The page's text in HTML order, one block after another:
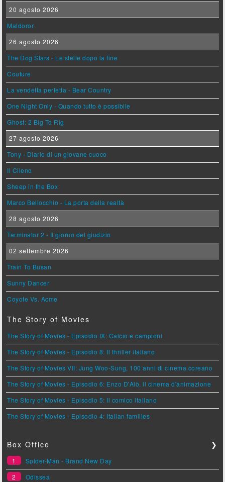
20 agosto 2026
Maldoror
26 agosto 2026
The Dog Stars - Le stelle dopo la fine
Couture
La vendetta perfetta - Bear Country
One Night Only - Quando tutto è possibile
Ghost: 2 Big To Rig
27 agosto 2026
Tony - Diario di un giovane cuoco
Il Cileno
Sheep in the Box
Marco Bellocchio - La porta della realtà
28 agosto 2026
Terminator 2 - Il giorno del giudizio
02 settembre 2026
Train To Busan
Sunny Dancer
Coyote Vs. Acme
The Story of Movies
The Story of Movies - Episodio IX: Calcio e campioni
The Story of Movies - Episodio 8: Il thriller italiano
The Story of Movies VII: Jung Woo-Sung, 100 anni di cinema coreano
The Story of Movies - Episodio 6: Enzo D'Alò, il cinema d'animazione
The Story of Movies - Episodio 5: Il comico italiano
The Story of Movies - Episodio 4: Italian families
Box Office ❯
1
Spider-Man - Brand New Day
2
Odissea